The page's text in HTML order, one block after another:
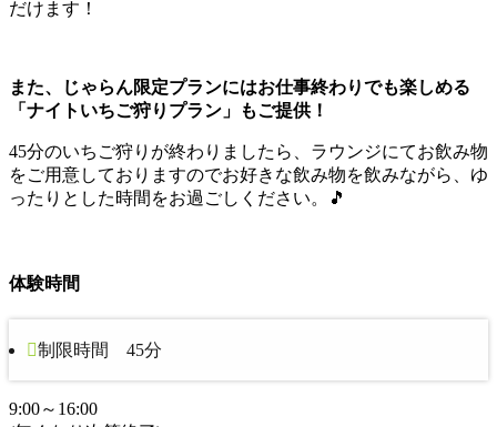
だけます！
また、じゃらん限定プランにはお仕事終わりでも楽しめる
「ナイトいちご狩りプラン」もご提供！
45分のいちご狩りが終わりましたら、ラウンジにてお飲み物
をご用意しておりますのでお好きな飲み物を飲みながら、ゆ
ったりとした時間をお過ごしください。🎵
体験時間
制限時間 45分
9:00～16:00